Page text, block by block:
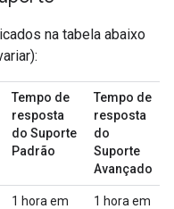
na tabela abaixo
Tempo de
resposta
do Suporte
Padrão
Tempo de
resposta
do
Suporte
Avançado
1 hora em
1 hora em